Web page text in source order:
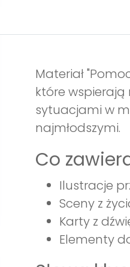
Materiał
które wspierają
sytuacjami w
najmłodszymi.
Co
Ilustracje
Sceny z
Karty z
Elementy